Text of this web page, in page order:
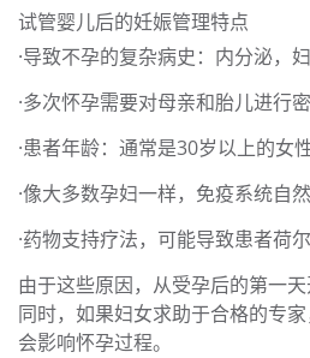
试管婴儿后的妊娠管理特点
·导致不孕的复杂病史：内分泌，
·多次怀孕需要对母亲和胎儿进行
·患者年龄：通常是30岁以上的女性
·像大多数孕妇一样，免疫系统自然
·药物支持疗法，可能导致患者荷
由于这些原因，从受孕后的第一天
同时，如果妇女求助于合格的专
会影响怀孕过程。